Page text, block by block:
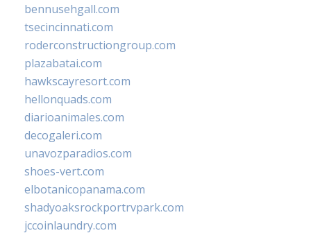
bennusehgall.com
tsecincinnati.com
roderconstructiongroup.com
plazabatai.com
hawkscayresort.com
hellonquads.com
diarioanimales.com
decogaleri.com
unavozparadios.com
shoes-vert.com
elbotanicopanama.com
shadyoaksrockportrvpark.com
jccoinlaundry.com